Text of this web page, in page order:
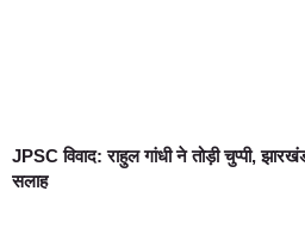
JPSC विवाद: राहुल गांधी ने तोड़ी चुप्पी,
सलाह